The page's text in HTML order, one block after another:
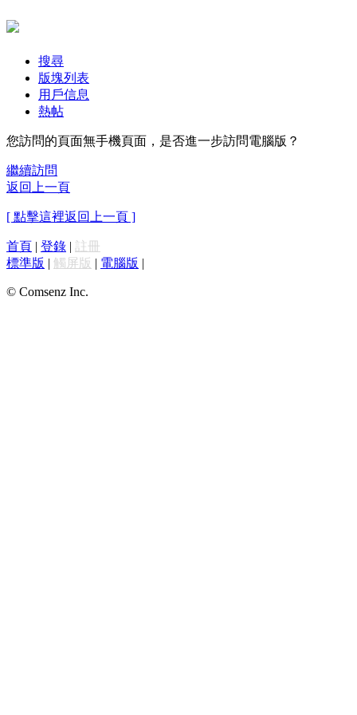
搜尋
版塊列表
用戶信息
熱帖
您訪問的頁面無手機頁面，是否進一步訪問電腦版？
繼續訪問
返回上一頁
[ 點擊這裡返回上一頁 ]
首頁 | 登錄 | 註冊
標準版 | 觸屏版 | 電腦版 |
© Comsenz Inc.